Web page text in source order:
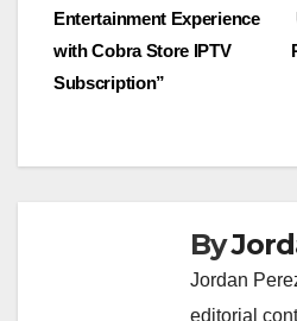
navigation
Entertainment Experience
with Cobra Store IPTV
Subscription”
By
Jordan
editorial